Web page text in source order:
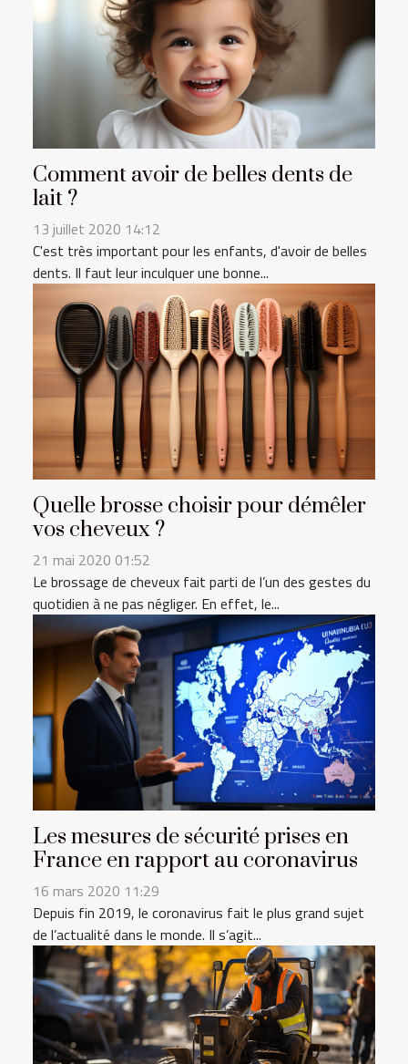
Comment avoir de belles dents de
lait ?
13 juillet 2020 14:12
C'est très important pour les enfants, d'avoir de belles
dents. Il faut leur inculquer une bonne...
Quelle brosse choisir pour démêler
vos cheveux ?
21 mai 2020 01:52
Le brossage de cheveux fait parti de l’un des gestes du
quotidien à ne pas négliger. En effet, le...
Les mesures de sécurité prises en
France en rapport au coronavirus
16 mars 2020 11:29
Depuis fin 2019, le coronavirus fait le plus grand sujet
de l’actualité dans le monde. Il s’agit...